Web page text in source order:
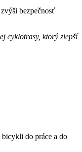
bezpečnosť
cyklotrasy, ktorý zlepší
do práce a do